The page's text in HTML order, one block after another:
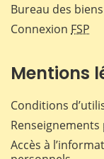
Bureau des
Connexion FSP
Mentions
Conditions
Accès à